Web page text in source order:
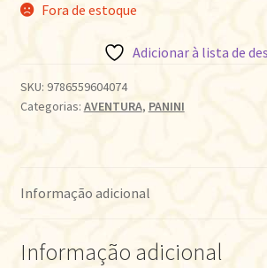
Fora de estoque
Adicionar à lista de
SKU: 9786559604074
Categorias: AVENTURA, PANINI
Informação adicional
Informação adicional